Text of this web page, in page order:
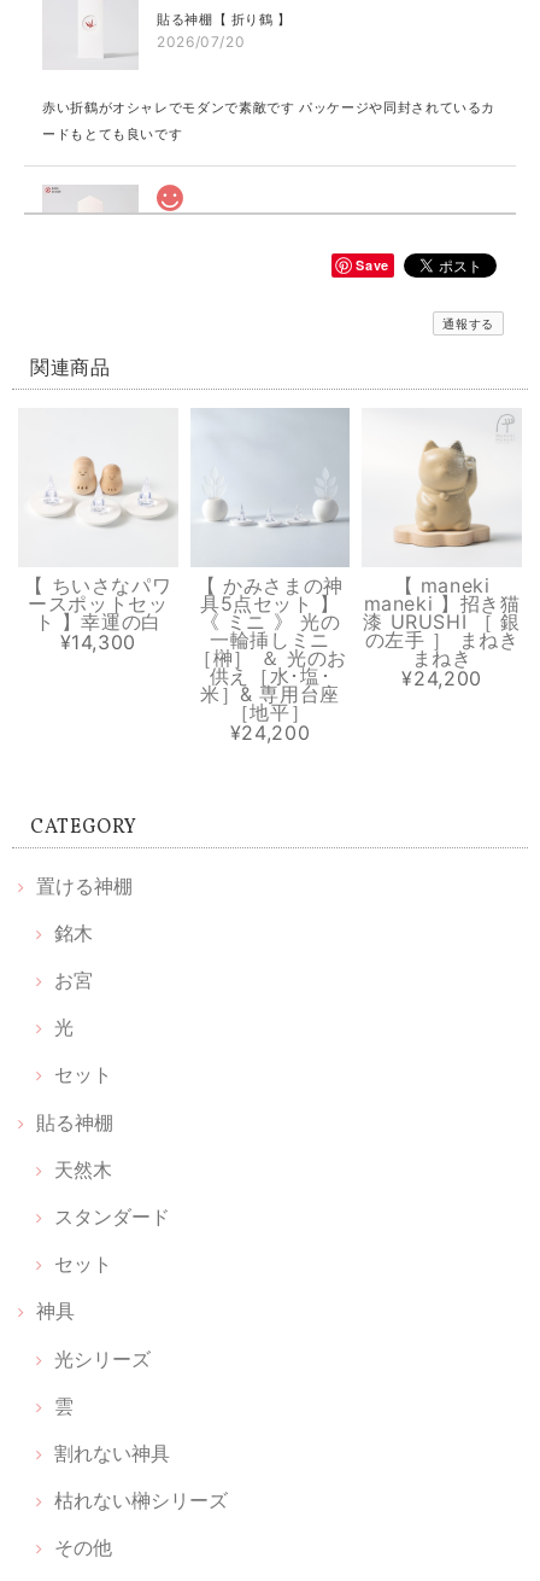
貼る神棚【 折り鶴 】
2026/07/20
赤い折鶴がオシャレでモダンで素敵です パッケージや同封されているカ
ードもとても良いです
とても可愛いデザインです パッケージや同封されているカードも素敵で
2026/07/20
商品のデザインもオシャレだけどパッケージや同封されていたカードも
溶けない盛り塩［ スタンダード ］ 2個セット 【 S 】
2026/07/13
丁寧な包装📦で取り扱いが良いですね 光のお供えは光、水、塩説明書見
る前に取り出してしまったので、置き方は順番など無いですか 神棚買お
うかと思ってはいましたが 中々買いに行けませんでした 簡素化されて
お守りをキーホルダー感覚で付けられて、パット見何か分からないのも
いいです
感激しました。 備考欄に書いた内容に対して、ご丁寧なメールと対応を
だとあきらめの気持ちでしたが。 神聖な商品を扱っていらっしゃる方な
Save
通報する
関連商品
【 ちいさなパワ
ースポットセッ
ト 】幸運の白
¥14,300
【 かみさまの神
具5点セット 】
《 ミニ 》 光の
一輪挿しミニ
［榊］ ＆ 光のお
供え［水･塩･
米］& 専用台座
［地平］
¥24,200
【 maneki
maneki 】招き猫
漆 URUSHI ［ 銀
の左手 ］ まねき
まねき
¥24,200
CATEGORY
置ける神棚
銘木
お宮
光
セット
貼る神棚
天然木
スタンダード
セット
神具
光シリーズ
雲
割れない神具
枯れない榊シリーズ
その他